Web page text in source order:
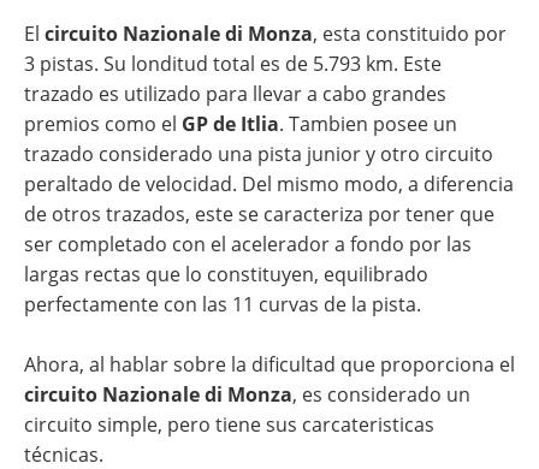
El circuito Nazionale di Monza, esta constituido por
3 pistas. Su londitud total es de 5.793 km. Este
trazado es utilizado para llevar a cabo grandes
premios como el GP de Itlia. Tambien posee un
trazado considerado una pista junior y otro circuito
peraltado de velocidad. Del mismo modo, a diferencia
de otros trazados, este se caracteriza por tener que
ser completado con el acelerador a fondo por las
largas rectas que lo constituyen, equilibrado
perfectamente con las 11 curvas de la pista.
Ahora, al hablar sobre la dificultad que proporciona el
circuito Nazionale di Monza, es considerado un
circuito simple, pero tiene sus carcateristicas
técnicas.